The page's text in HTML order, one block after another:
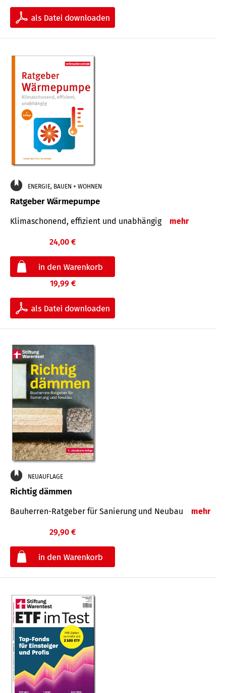
ENERGIE, BAUEN + WOHNEN
Ratgeber Wärmepumpe
Klimaschonend, effizient und unabhängig mehr
24,00 €
19,99 €
NEUAUFLAGE
Richtig dämmen
Bauherren-Ratgeber für Sanierung und Neubau mehr
29,90 €